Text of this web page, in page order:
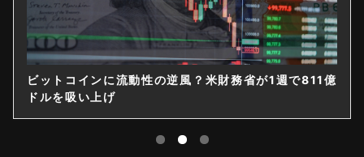
ビットコインに流動性の逆風？米財務省が1週で811億
ドルを吸い上げ